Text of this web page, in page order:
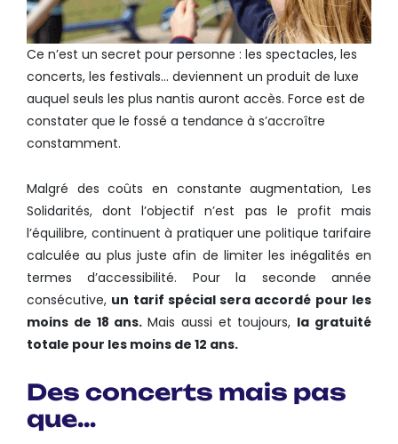
Ce n’est un secret pour personne : les spectacles, les
concerts, les festivals… deviennent un produit de luxe
auquel seuls les plus nantis auront accès. Force est de
constater que le fossé a tendance à s’accroître
constamment.
Malgré des coûts en constante augmentation, Les
Solidarités, dont l’objectif n’est pas le profit mais
l’équilibre, continuent à pratiquer une politique tarifaire
calculée au plus juste afin de limiter les inégalités en
termes d’accessibilité. Pour la seconde année
consécutive, un tarif spécial sera accordé pour les
moins de 18 ans.Mais aussi et toujours, la gratuité
totale pour les moins de 12 ans.
Des concerts mais pas
que…